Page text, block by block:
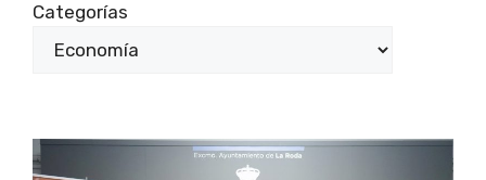
Categorías